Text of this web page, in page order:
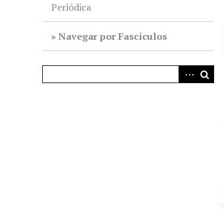
Periódica
Navegar por Fascículos